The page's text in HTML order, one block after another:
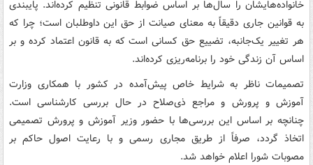
خانواده‌هایشان را سال‌ها بر اساس ضوابط قانونی تنظیم کرده‌اند. پایبندی
به قوانین جاری دقیقاً به معنای صیانت از حق این داوطلبان است؛ چرا که
هر تغییر یک‌جانبه، تضییع حق کسانی است که به قانون اعتماد کرده و بر
اساس آن زندگی خود را برنامه‌ریزی کرده‌اند.
تصمیمات ناظر به شرایط خاص پیش‌آمده در کشور با همکاری وزارت
آموزش و پرورش و مراجع ذی‌صلاح در حال بررسی کارشناسی است.
چنانچه بر اساس این بررسی‌ها با حضور وزیر آموزش و پرورش تصمیمی
اتخاذ گردد، صرفاً از طریق مجاری رسمی و با رعایت اصول حاکم بر
مصوبات شورا اعلام خواهد شد.